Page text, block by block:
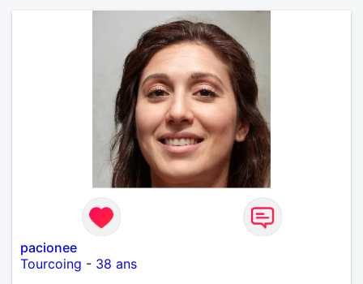
pacionee
Tourcoing - 38 ans